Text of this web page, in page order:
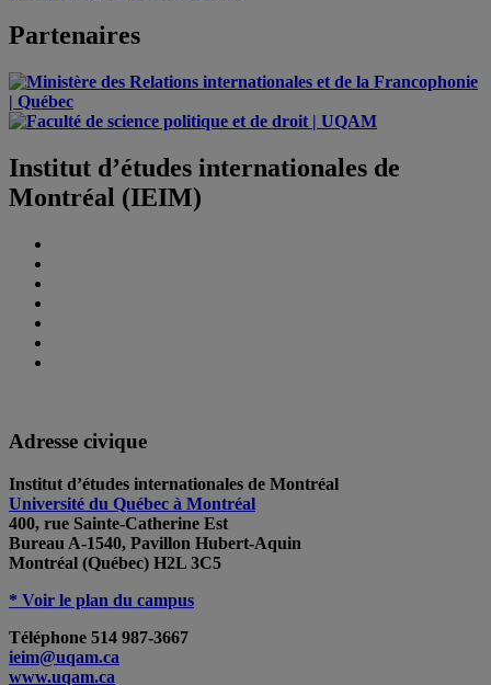
Partenaires
Institut d’études internationales de
Montréal (IEIM)
Adresse civique
Institut d’études internationales de Montréal
Université du Québec à Montréal
400, rue Sainte-Catherine Est
Bureau A-1540, Pavillon Hubert-Aquin
Montréal (Québec) H2L 3C5
* Voir le plan du campus
Téléphone 514 987-3667
ieim@uqam.ca
www.uqam.ca